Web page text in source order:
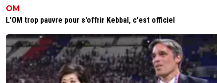
0+ Répondre
parigot 19 avril 2025 à 23:08 +1
Quel joueur est au top à tous les matchs?
top tous les matchs? Je ne crois pas^^
0+ Répondre
OM
L'OM trop pauvre pour s'offrir Kebbal, c'est officiel